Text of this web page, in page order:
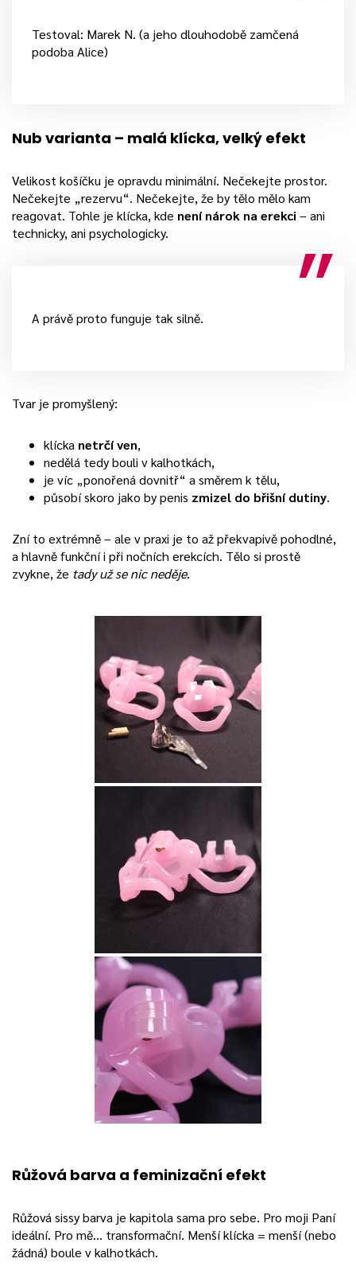
Testoval: Marek N. (a jeho dlouhodobě zamčená
podoba Alice)
Nub varianta – malá klícka, velký efekt
Velikost košíčku je opravdu minimální. Nečekejte prostor.
Nečekejte „rezervu“. Nečekejte, že by tělo mělo kam
reagovat. Tohle je klícka, kde není nárok na erekci – ani
technicky, ani psychologicky.
A právě proto funguje tak silně.
Tvar je promyšlený:
klícka netrčí ven,
nedělá tedy bouli v kalhotkách,
je víc „ponořená dovnitř“ a směrem k tělu,
působí skoro jako by penis zmizel do břišní dutiny.
Zní to extrémně – ale v praxi je to až překvapivě pohodlné,
a hlavně funkční i při nočních erekcích. Tělo si prostě
zvykne, že tady už se nic neděje.
Růžová barva a feminizační efekt
Růžová sissy barva je kapitola sama pro sebe. Pro moji Paní
ideální. Pro mě… transformační. Menší klícka = menší (nebo
žádná) boule v kalhotkách.